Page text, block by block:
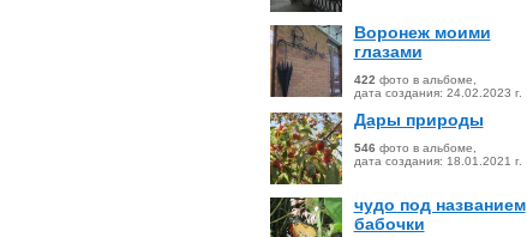
Воронеж моими
глазами
422 фото в альбоме,
дата создания: 24.02.2023 г.
Дары природы
546 фото в альбоме,
дата создания: 18.01.2021 г.
чудо под названием
бабочки